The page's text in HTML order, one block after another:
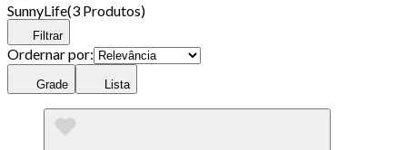
SunnyLife(3 Produtos)
Filtrar
Ordernar por:
Grade Lista